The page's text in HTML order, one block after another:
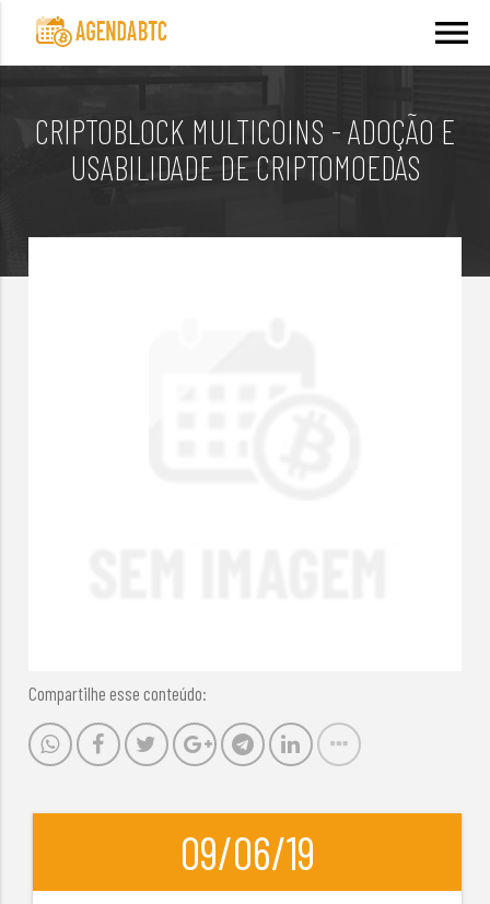
menu
CRIPTOBLOCK MULTICOINS - ADOÇÃO E
USABILIDADE DE CRIPTOMOEDAS
Compartilhe esse conteúdo:
09/06/19